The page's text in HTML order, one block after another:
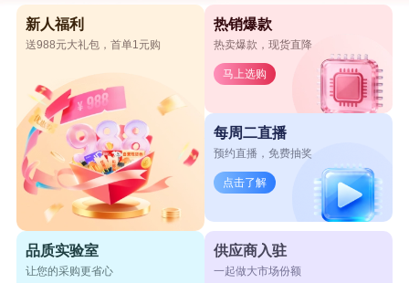
新人福利
送988元大礼包，首单1元购
热销爆款
热卖爆款，现货直降
马上选购
每周二直播
预约直播，免费抽奖
点击了解
品质实验室
让您的采购更省心
供应商入驻
一起做大市场份额